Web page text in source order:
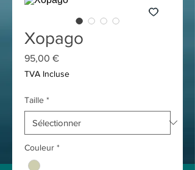
Xopago
95,00 €Prix
TVA Incluse
Taille *
Couleur *